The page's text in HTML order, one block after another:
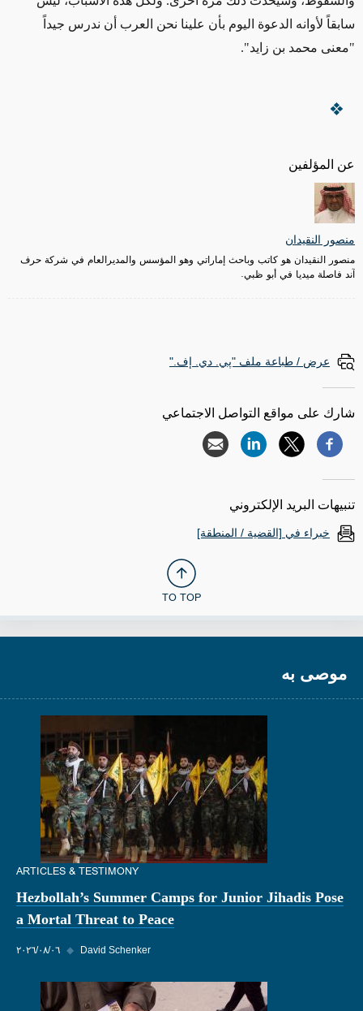
عن المؤلفين
منصور النقيدان
منصور النقيدان هو كاتب وباحث إماراتي وهو المؤسس والمديرالعام في شركة حرف
آند فاصلة ميديا في أبو ظبي.
سابقاً لأوانه الدعوة اليوم بأن علينا نحن العرب أن ندرس جيداً
"معنى محمد بن زايد".
عرض / طباعة ملف "پي. دي. إف."
شارك على مواقع التواصل الاجتماعي
تنبيهات البريد الإلكتروني
خبراء في [القضية / المنطقة]
TO TOP
موصى به
ARTICLES & TESTIMONY
Hezbollah’s Summer Camps for Junior Jihadis Pose
a Mortal Threat to Peace
٠٦‏/٠٨‏/٢٠٢٦ ◆ David Schenker